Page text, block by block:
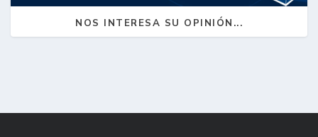
NOS INTERESA SU OPINIÓN...